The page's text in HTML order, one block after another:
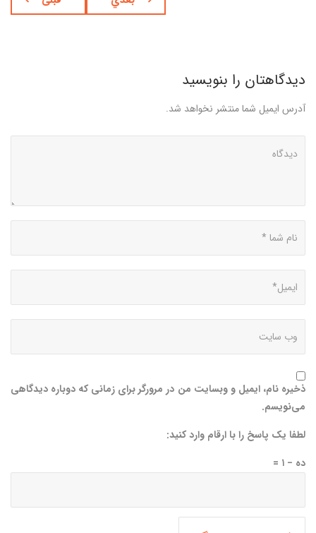
دیدگاهتان را بنویسید
آدرس ایمیل شما منتشر نخواهد شد.
ذخیره نام، ایمیل و وبسایت من در مرورگر برای زمانی که دوباره دیدگاهی
می‌نویسم.
لطفا یک پاسخ را با ارقام وارد کنید:
ده − ۱ =